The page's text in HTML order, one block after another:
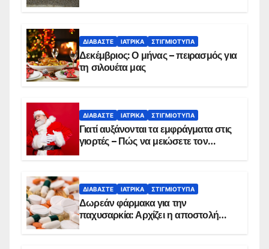
ΔΙΑΒΆΣΤΕ ΙΑΤΡΙΚΆ ΣΤΙΓΜΙΌΤΥΠΑ
Δεκέμβριος: Ο μήνας – πειρασμός για
τη σιλουέτα μας
ΔΙΑΒΆΣΤΕ ΙΑΤΡΙΚΆ ΣΤΙΓΜΙΌΤΥΠΑ
Γιατί αυξάνονται τα εμφράγματα στις
γιορτές – Πώς να μειώσετε τον
ΔΙΑΒΆΣΤΕ ΙΑΤΡΙΚΆ ΣΤΙΓΜΙΌΤΥΠΑ
Δωρεάν φάρμακα για την
παχυσαρκία: Αρχίζει η αποστολή